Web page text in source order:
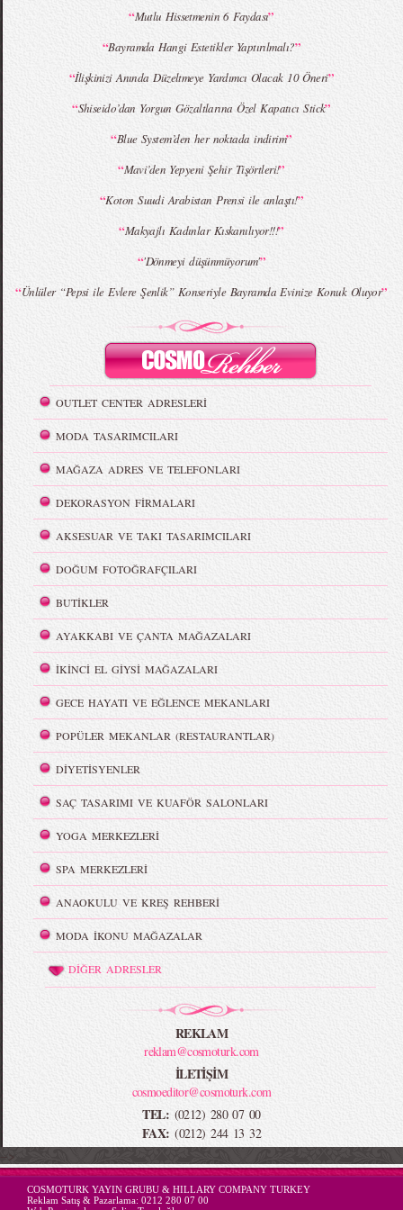
MBFWI - Giray Sepin 2015 Yaz Koleksiyonu MBFWI - Burçe Bekrek 2015 Yaz Koleksiyonu
“Mutlu Hissetmenin 6 Faydası”
“Bayramda Hangi Estetikler Yaptırılmalı?”
“İlişkinizi Anında Düzeltmeye Yardımcı Olacak 10 Öneri”
“Shiseido’dan Yorgun Gözaltlarına Özel Kapatıcı Stick”
“Blue System’den her noktada indirim”
“Mavi’den Yepyeni Şehir Tişörtleri!”
“Koton Suudi Arabistan Prensi ile anlaştı!”
“Makyajlı Kadınlar Kıskanılıyor!!!”
“'Dönmeyi düşünmüyorum'”
“Ünlüler “Pepsi ile Evlere Şenlik” Konseriyle Bayramda Evinize Konuk Oluyor”
OUTLET CENTER ADRESLERİ
MODA TASARIMCILARI
MAĞAZA ADRES VE TELEFONLARI
DEKORASYON FİRMALARI
AKSESUAR VE TAKI TASARIMCILARI
DOĞUM FOTOĞRAFÇILARI
BUTİKLER
AYAKKABI VE ÇANTA MAĞAZALARI
İKİNCİ EL GİYSİ MAĞAZALARI
GECE HAYATI VE EĞLENCE MEKANLARI
POPÜLER MEKANLAR (RESTAURANTLAR)
DİYETİSYENLER
SAÇ TASARIMI VE KUAFÖR SALONLARI
YOGA MERKEZLERİ
SPA MERKEZLERİ
ANAOKULU VE KREŞ REHBERİ
MODA İKONU MAĞAZALAR
DİĞER ADRESLER
REKLAM
reklam@cosmoturk.com
İLETİŞİM
cosmoeditor@cosmoturk.com
TEL: (0212) 280 07 00
FAX: (0212) 244 13 32
-->
COSMOTURK YAYIN GRUBU & HILLARY COMPANY TURKEY
Reklam Satış & Pazarlama: 0212 280 07 00